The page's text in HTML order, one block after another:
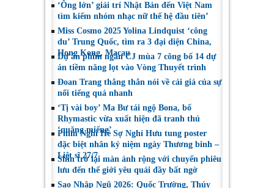
‘Ông lớn’ giải trí Nhật Bản đến Việt Nam
tìm kiếm nhóm nhạc nữ thế hệ đầu tiên’
Miss Cosmo 2025 Yolina Lindquist ‘công
du’ Trung Quốc, tìm ra 3 đại diện China,
Hong Kong, Macau
Dự án phim ngắn CJ mùa 7 công bố 14 dự
án tiềm năng lọt vào Vòng Thuyết trình
Đoan Trang thẳng thắn nói về cái giá của sự
nổi tiếng quá nhanh
‘Tị vài boy’ Ma Bư tái ngộ Bona, bố
Rhymastic vừa xuất hiện đã tranh thủ
‘quăng miếng’
Phim Nghỉ Hè Sợ Nghỉ Hưu tung poster
đặc biệt nhân kỷ niệm ngày Thương binh –
Liệt sĩ 27/7
Shin trở lại màn ảnh rộng với chuyến phiêu
lưu đến thế giới yêu quái đầy bất ngờ
Sao Nhập Ngũ 2026: Quốc Trường, Thúy